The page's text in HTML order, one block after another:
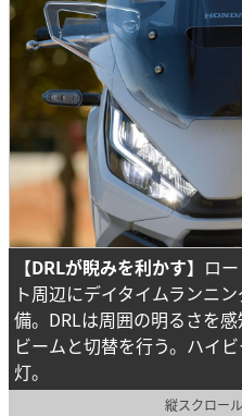
【DRLが睨みを利かす】 ロ
ト周辺にデイタイムランニ
備。DRLは周囲の明るさを
ビームと切替を行う。ハイ
灯。
縦スクロー